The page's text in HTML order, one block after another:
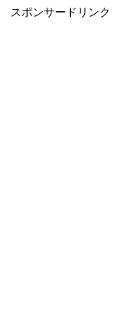
スポンサードリンク